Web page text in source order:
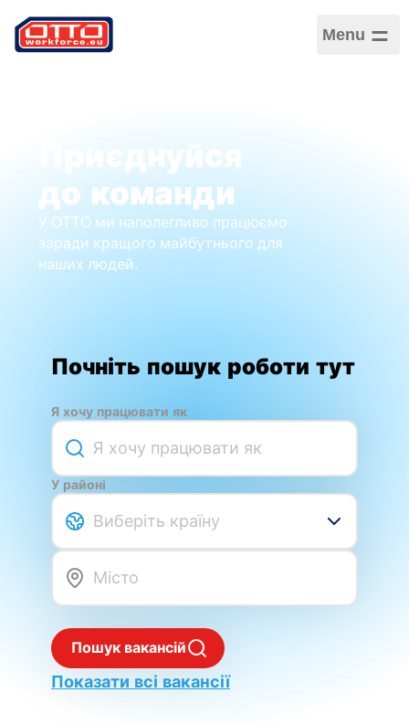
Menu
Приєднуйся
до команди
У OTTO ми наполегливо працюємо
заради кращого майбутнього для
наших людей.
Почніть пошук роботи тут
Я хочу працювати як
У районі
Виберіть країну
Пошук вакансій
Показати всі вакансії